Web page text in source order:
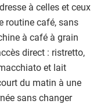
à celles et ceux
routine café, sans
à café à grain
direct : ristretto,
et lait
du matin à une
sans changer